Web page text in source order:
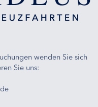
wenden Sie sich
Sie uns: